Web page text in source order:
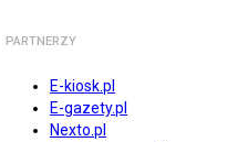
PARTNERZY
E-kiosk.pl
E-gazety.pl
Nexto.pl